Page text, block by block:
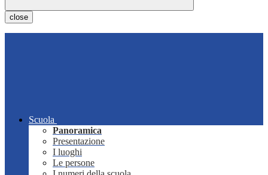
close
Scuola
Panoramica
Presentazione
I luoghi
Le persone